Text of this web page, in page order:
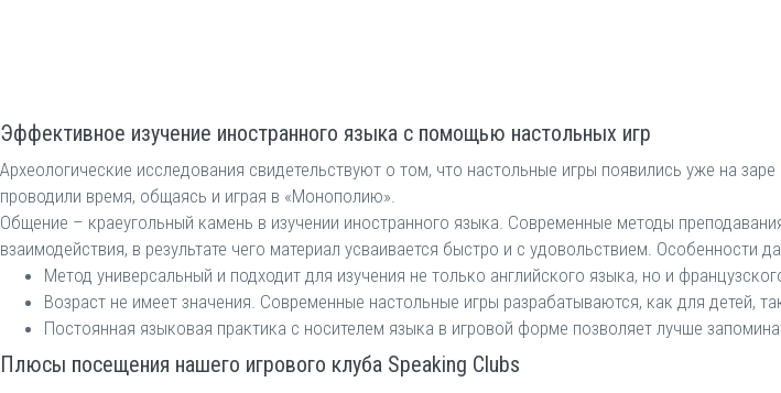
Эффективное изучение иностранного языка с помощью настольных игр
Археологические исследования свидетельствуют о том, что настольные игры появились уже на
проводили время, общаясь и играя в «Монополию».
Общение – краеугольный камень в изучении иностранного языка. Современные методы
взаимодействия, в результате чего материал усваивается быстро и с удовольствием. Особенности
Метод универсальный и подходит для изучения не только английского языка, но и
Возраст не имеет значения. Современные настольные игры разрабатываются, как для детей,
Постоянная языковая практика с носителем языка в игровой форме позволяет лучше
Плюсы посещения нашего игрового клуба Speaking Clubs